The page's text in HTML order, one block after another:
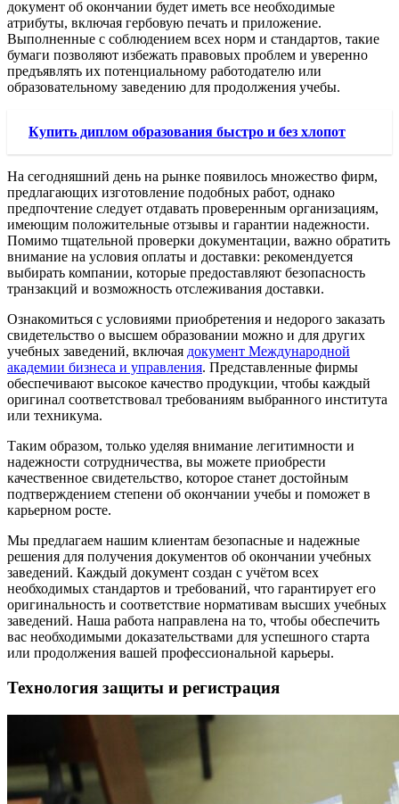
документ об окончании будет иметь все необходимые
атрибуты, включая гербовую печать и приложение.
Выполненные с соблюдением всех норм и стандартов, такие
бумаги позволяют избежать правовых проблем и уверенно
предъявлять их потенциальному работодателю или
образовательному заведению для продолжения учебы.
Купить диплом образования быстро и без хлопот
На сегодняшний день на рынке появилось множество фирм,
предлагающих изготовление подобных работ, однако
предпочтение следует отдавать проверенным организациям,
имеющим положительные отзывы и гарантии надежности.
Помимо тщательной проверки документации, важно обратить
внимание на условия оплаты и доставки: рекомендуется
выбирать компании, которые предоставляют безопасность
транзакций и возможность отслеживания доставки.
Ознакомиться с условиями приобретения и недорого заказать
свидетельство о высшем образовании можно и для других
учебных заведений, включая документ Международной
академии бизнеса и управления. Представленные фирмы
обеспечивают высокое качество продукции, чтобы каждый
оригинал соответствовал требованиям выбранного института
или техникума.
Таким образом, только уделяя внимание легитимности и
надежности сотрудничества, вы можете приобрести
качественное свидетельство, которое станет достойным
подтверждением степени об окончании учебы и поможет в
карьерном росте.
Мы предлагаем нашим клиентам безопасные и надежные
решения для получения документов об окончании учебных
заведений. Каждый документ создан с учётом всех
необходимых стандартов и требований, что гарантирует его
оригинальность и соответствие нормативам высших учебных
заведений. Наша работа направлена на то, чтобы обеспечить
вас необходимыми доказательствами для успешного старта
или продолжения вашей профессиональной карьеры.
Технология защиты и регистрация